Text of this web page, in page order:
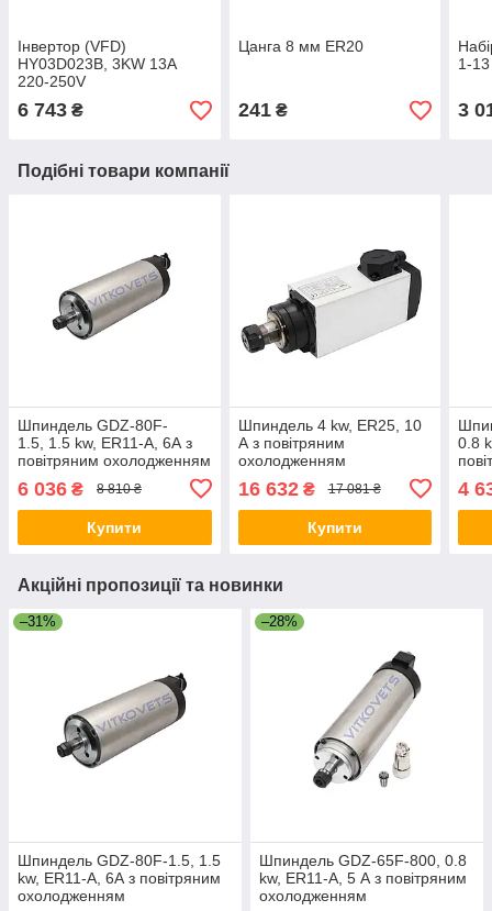
Інвертор (VFD)
HY03D023B, 3KW 13А
220-250V
6 743 ₴
Цанга 8 мм ER20
241₴
1-13
3
Подібні товари компанії
Шпиндель GDZ-80F-
1.5, 1.5 kw, ER11-A, 6А з
повітряним охолодженням
6 036 ₴ 8 810 ₴
Купити
Шпиндель 4 kw, ER25, 10
А з повітряним
охолодженням
16 632₴ 17 081 ₴
Купити
0.8
4
Акційні пропозиції та новинки
–31%
Шпиндель GDZ-80F-1.5, 1.5
kw, ER11-A, 6А з повітряним
охолодженням
–28%
Шпиндель GDZ-65F-800, 0.8
kw, ER11-A, 5 А з повітряним
охолодженням